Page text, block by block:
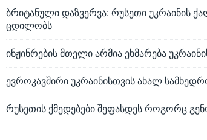
ბრიტანული დაზვერვა: რუსეთი უკრაინის
ცდილობს
ინჟინრების მთელი არმია ეხმარება
ევროკავშირი უკრაინისთვის ახალ
რუსეთის ქმედებები შეფასდეს როგორც